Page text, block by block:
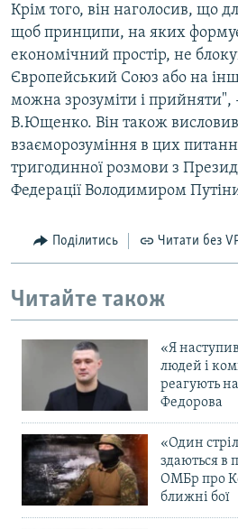
СПЕЦПРОЄКТИ
ПОДКАСТИ
КРИМ РЕАЛІЇ
РУС
УКР
КТАТ
ДОЛУЧАЙСЯ!
Усі сайти RFE/RL
Крім того, він наголосив, що
щоб принципи, на яких
економічний простір, не
Європейський Союз або на
можна зрозуміти і прийняти",
В.Ющенко. Він також
взаєморозуміння в цих
тригодинної розмови з
Федерації Володимиром
Поділитись Читати без
Читайте також
«Я
людей і
реагують
Федорова
«Один
здаються в
ОМБр про
ближні бої